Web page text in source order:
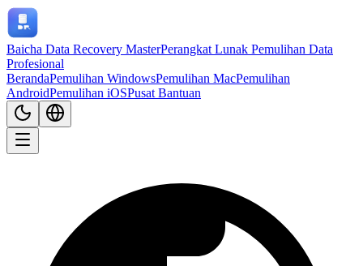
Baicha Data Recovery MasterPerangkat Lunak Pemulihan Data
Profesional
BerandaPemulihan WindowsPemulihan MacPemulihan
AndroidPemulihan iOSPusat Bantuan